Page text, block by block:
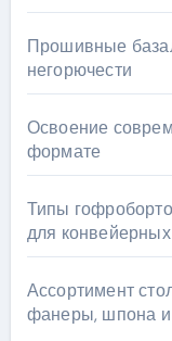
Прошивные
негорючести
Освоение
формате
Типы
для
Ассортимент
фанеры, шпона и